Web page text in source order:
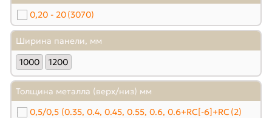
0,20 - 20(3070)
Ширина панели, мм
1000
1200
Толщина металла (верх/низ) мм
0,5/0,5 (0.35, 0.4, 0.45, 0.55, 0.6, 0.6+RC[-6]+RC (2)